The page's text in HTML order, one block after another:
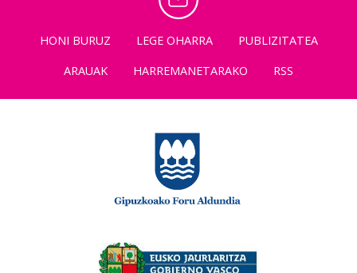
HONI BURUZ LEGE OHARRA
PUBLIZITATEA
ARAUAK
HARREMANETARAKO RSS